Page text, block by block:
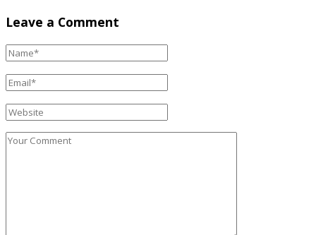
Leave a Comment